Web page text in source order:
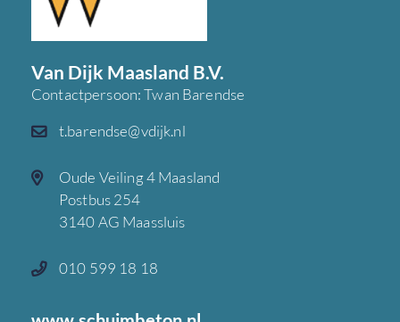
Van Dijk Maasland B.V.
Contactpersoon: Twan Barendse
t.barendse@vdijk.nl
Oude Veiling 4 Maasland
Postbus 254
3140 AG Maassluis
010 599 18 18